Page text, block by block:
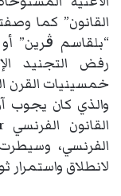
القانون” كما
“بلقاسم ڨرين”
رفض التجنيد
خمسينيات القرن
والذي كان يجوب
الفرنسي،
لانطلاق واستمرار